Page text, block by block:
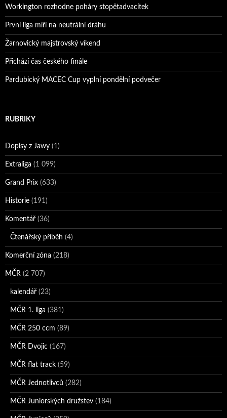
Workington rozhodne poháry stopětadvacítek
První liga míří na neutrální dráhu
Žarnovický majstrovský víkend
Přichází čas českého finále
Pardubický MACEC Cup vyplní pondělní podvečer
RUBRIKY
Dopisy z Jawy (1)
Extraliga (1 099)
Grand Prix (633)
Historie (191)
Komentář (36)
Čtenářský příběh (4)
Komerční zóna (218)
MČR (2 707)
kalendář (23)
MČR 1. liga (381)
MČR 250 ccm (89)
MČR Dvojic (167)
MČR flat track (59)
MČR Jednotlivců (282)
MČR Juniorských družstev (184)